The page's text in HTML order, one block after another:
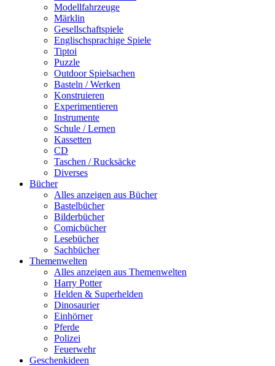
Modellfahrzeuge
Märklin
Gesellschaftspiele
Englischsprachige Spiele
Tiptoi
Puzzle
Outdoor Spielsachen
Basteln / Werken
Konstruieren
Experimentieren
Instrumente
Schule / Lernen
Kassetten
CD
Taschen / Rucksäcke
Diverses
Bücher
Alles anzeigen aus Bücher
Bastelbücher
Bilderbücher
Comicbücher
Lesebücher
Sachbücher
Themenwelten
Alles anzeigen aus Themenwelten
Harry Potter
Helden & Superhelden
Dinosaurier
Einhörner
Pferde
Polizei
Feuerwehr
Geschenkideen